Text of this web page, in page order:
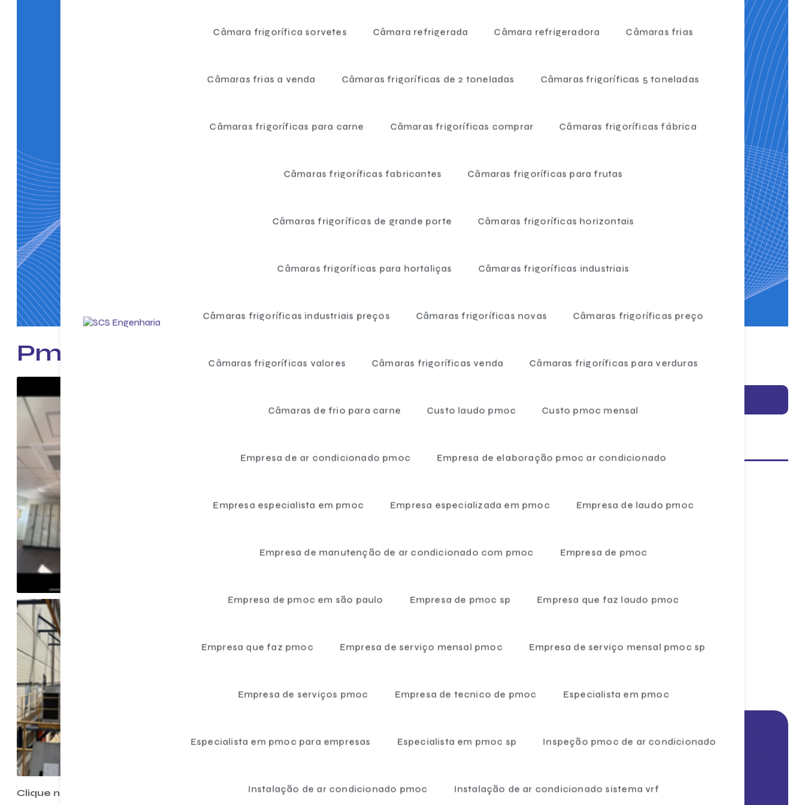
Câmara frigorífica sorvetes Câmara refrigerada Câmara refrigeradora Câmaras frias
Câmaras frias a venda Câmaras frigoríficas de 2 toneladas Câmaras frigoríficas 5 toneladas
Câmaras frigoríficas para carne Câmaras frigoríficas comprar Câmaras frigoríficas fábrica
Câmaras frigoríficas fabricantes Câmaras frigoríficas para frutas
Câmaras frigoríficas de grande porte Câmaras frigoríficas horizontais
Câmaras frigoríficas para hortaliças Câmaras frigoríficas industriais
Câmaras frigoríficas industriais preços Câmaras frigoríficas novas Câmaras frigoríficas preço
Câmaras frigoríficas valores Câmaras frigoríficas venda Câmaras frigoríficas para verduras
Câmaras de frio para carne Custo laudo pmoc Custo pmoc mensal
Empresa de ar condicionado pmoc Empresa de elaboração pmoc ar condicionado
Empresa especialista em pmoc Empresa especializada em pmoc Empresa de laudo pmoc
Empresa de manutenção de ar condicionado com pmoc Empresa de pmoc
Empresa de pmoc em são paulo Empresa de pmoc sp Empresa que faz laudo pmoc
Empresa que faz pmoc Empresa de serviço mensal pmoc Empresa de serviço mensal pmoc sp
Empresa de serviços pmoc Empresa de tecnico de pmoc Especialista em pmoc
Especialista em pmoc para empresas Especialista em pmoc sp Inspeção pmoc de ar condicionado
Instalação de ar condicionado pmoc Instalação de ar condicionado sistema vrf
Pmoc para farmácia
Clique nas imagens para ampliar
Ar condicionado central vrf
Ar condicionado sistema vrf
Câmara para congelados
Câmara fria para cozinha industrial
Câmara fria expositora
Entre em contato
(11) 3042-3366